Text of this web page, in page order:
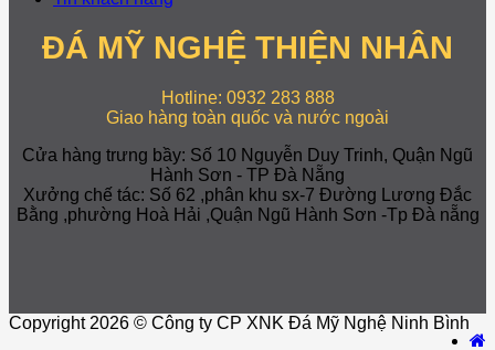
ĐÁ MỸ NGHỆ THIỆN NHÂN
Hotline: 0932 283 888
Giao hàng toàn quốc và nước ngoài
Cửa hàng trưng bầy: Số 10 Nguyễn Duy Trinh, Quận Ngũ
Hành Sơn - TP Đà Nẵng
Xưởng chế tác: Số 62 ,phân khu sx-7 Đường Lương Đắc
Bằng ,phường Hoà Hải ,Quận Ngũ Hành Sơn -Tp Đà nẵng
Copyright 2026 © Công ty CP XNK Đá Mỹ Nghệ Ninh Bình